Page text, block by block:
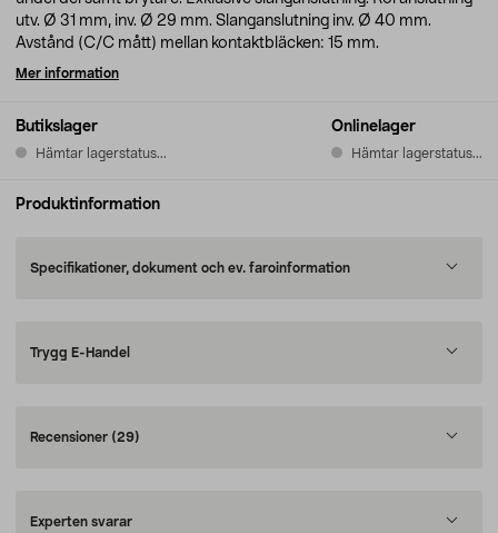
Butikslager
Hämtar lagerstatus...
Onlinelager
Hämtar lagerstatus...
utv. Ø 31 mm, inv. Ø 29 mm. Slanganslutning inv. Ø 40 mm.
Avstånd (C/C mått) mellan kontaktbläcken: 15 mm.
Mer information
Produktinformation
Specifikationer, dokument och ev. faroinformation
Trygg E-Handel
Recensioner (29)
Experten svarar